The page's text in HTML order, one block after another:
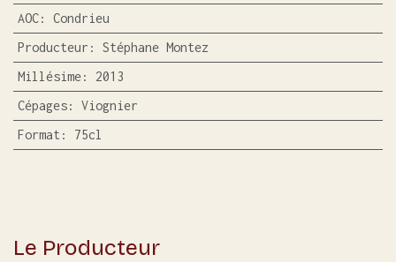
AOC: Condrieu
Producteur : Stéphane Montez
Millésime: 2013
Cépages: Viognier
Format : 75cl
Le Producteur